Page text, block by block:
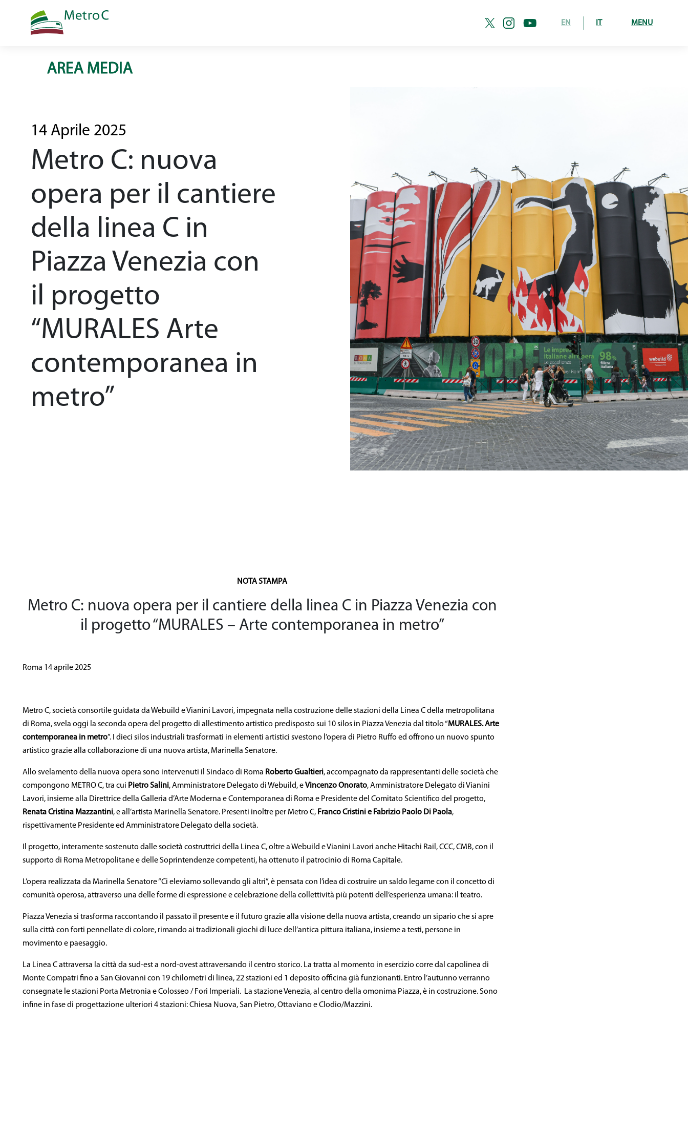
EN IT MENU
Opera
Come si costruisce
Una linea driverless
Il patrimonio storico
Sostenibilità
Sicurezza
General Contractor
AREA MEDIA
14 Aprile 2025
Metro C: nuova
opera per il cantiere
della linea C in
Piazza Venezia con
il progetto
“MURALES Arte
contemporanea in
metro”
NOTA STAMPA
Metro C: nuova opera per il cantiere della linea C in Piazza Venezia con
il progetto “MURALES – Arte contemporanea in metro”
Roma 14 aprile 2025
Metro C, società consortile guidata da Webuild e Vianini Lavori, impegnata nella costruzione delle stazioni della Linea C della metropolitana
di Roma, svela oggi la seconda opera del progetto di allestimento artistico predisposto sui 10 silos in Piazza Venezia dal titolo “MURALES. Arte
contemporanea in metro”. I dieci silos industriali trasformati in elementi artistici svestono l’opera di Pietro Ruffo ed offrono un nuovo spunto
artistico grazie alla collaborazione di una nuova artista, Marinella Senatore.
Allo svelamento della nuova opera sono intervenuti il Sindaco di Roma Roberto Gualtieri, accompagnato da rappresentanti delle società che
compongono METRO C, tra cui Pietro Salini, Amministratore Delegato di Webuild, eVincenzo Onorato, Amministratore Delegato di Vianini
Lavori, insieme alla Direttrice della Galleria d’Arte Moderna e Contemporanea di Roma e Presidente del Comitato Scientifico del progetto,
Renata Cristina Mazzantini, e all’artista Marinella Senatore. Presenti inoltre per Metro C, Franco Cristini e Fabrizio Paolo Di Paola,
rispettivamente Presidente ed Amministratore Delegato della società.
Il progetto, interamente sostenuto dalle società costruttrici della Linea C, oltre a Webuild e Vianini Lavori anche Hitachi Rail, CCC, CMB, con il
supporto di Roma Metropolitane e delle Soprintendenze competenti, ha ottenuto il patrocinio di Roma Capitale.
L’opera realizzata da Marinella Senatore “Ci eleviamo sollevando gli altri”, è pensata con l’idea di costruire un saldo legame con il concetto di
comunità operosa, attraverso una delle forme di espressione e celebrazione della collettività più potenti dell’esperienza umana: il teatro.
Piazza Venezia si trasforma raccontando il passato il presente e il futuro grazie alla visione della nuova artista, creando un sipario che si apre
sulla città con forti pennellate di colore, rimando ai tradizionali giochi di luce dell’antica pittura italiana, insieme a testi, persone in
movimento e paesaggio.
La Linea C attraversa la città da sud-est a nord-ovest attraversando il centro storico. La tratta al momento in esercizio corre dal capolinea di
Monte Compatri fino a San Giovanni con 19 chilometri di linea, 22 stazioni ed 1 deposito officina già funzionanti. Entro l’autunno verranno
consegnate le stazioni Porta Metronia e Colosseo / Fori Imperiali. La stazione Venezia, al centro della omonima Piazza, è in costruzione. Sono
infine in fase di progettazione ulteriori 4 stazioni: Chiesa Nuova, San Pietro, Ottaviano e Clodio/Mazzini.